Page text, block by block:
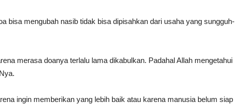
bisa mengubah nasib tidak bisa dipisahkan dari usaha yang sungguh-
merasa doanya terlalu lama dikabulkan. Padahal Allah mengetahui
ingin memberikan yang lebih baik atau karena manusia belum siap